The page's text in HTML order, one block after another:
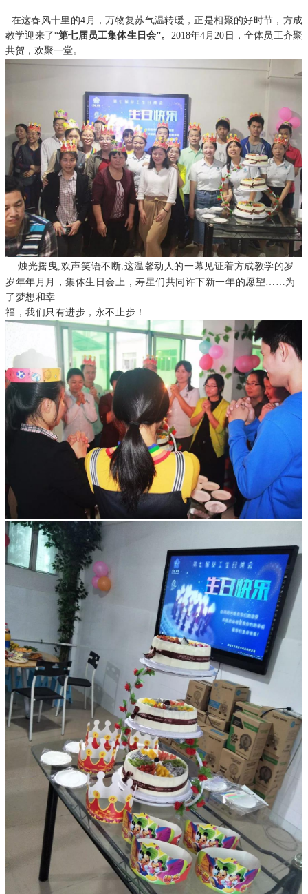
在这春风十里的4 月，万物复苏气温转暖，正是相聚的好时节， 方成
教学迎来了“第七届员工集体生日会”。 2018年4月20日，全体员工齐聚
共贺，欢聚一堂。
烛光摇曳 欢声笑语不断,这温馨动人的一幕见证着方成教学的岁
岁年年月月，集体生日会上，寿星们共同许下新一年的愿望…… 为
了梦想和幸
福，我们只有进步，永不止步！